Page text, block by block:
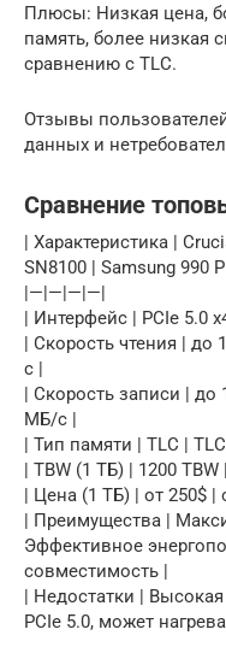
Плюсы: Низкая цена,
память, более низкая
сравнению с TLC.
Отзывы
данных и
Сравнение
| Характеристика |
SN8100 | Samsung 990
|—|—|—|—|
| Интерфейс | PCIe 5.0
| Скорость чтения |
с |
| Скорость записи | до
МБ/с |
| Тип памяти | TLC |
| TBW (1 ТБ) | 1200 TBW
| Цена (1 ТБ) | от 250$ |
| Преимущества |
Эффективное
совместимость |
| Недостатки | Высокая
PCIe 5.0, может